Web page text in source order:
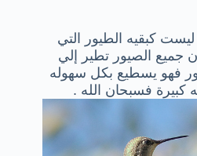
كبقيه الطيور التي
جميع الصيور تطير إلي
فهو يسطيع بكل سهوله
فسبحان الله .